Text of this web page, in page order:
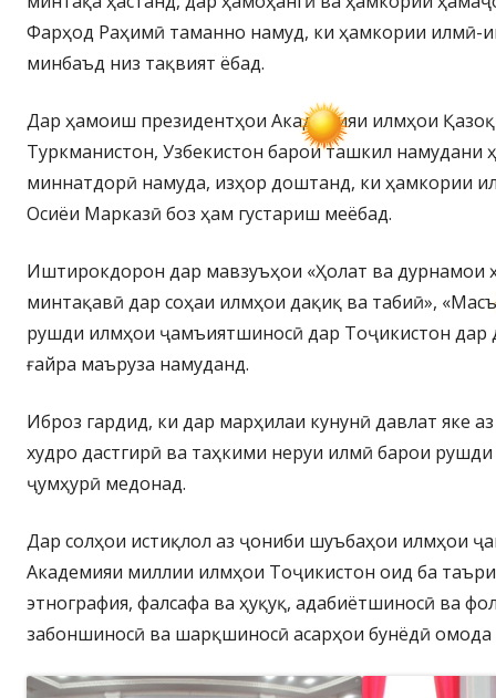
Фарҳод Раҳимӣ таманно намуд, ки ҳамкории илмӣ-
минбаъд низ тақвият ёбад.
Дар ҳамоиш президентҳои Академияи илмҳои
Туркманистон, Узбекистон барои ташкил
миннатдорӣ намуда, изҳор доштанд, ки ҳамкории
Осиёи Марказӣ боз ҳам густариш меёбад.
Иштирокдорон дар мавзуъҳои «Ҳолат ва дурнамои
минтақавӣ дар соҳаи илмҳои дақиқ ва табиӣ»,
рушди илмҳои ҷамъиятшиносӣ дар Тоҷикистон дар
ғайра маъруза намуданд.
Иброз гардид, ки дар марҳилаи кунунӣ давлат яке
худро дастгирӣ ва таҳкими неруи илмӣ барои
ҷумҳурӣ медонад.
Дар солҳои истиқлол аз ҷониби шуъбаҳои илмҳои
Академияи миллии илмҳои Тоҷикистон оид ба
этнография, фалсафа ва ҳуқуқ, адабиётшиносӣ ва
забоншиносӣ ва шарқшиносӣ асарҳои бунёдӣ омода